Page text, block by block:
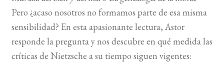
Pero ¿acaso nosotros no formamos parte de esa misma
sensibilidad? En esta apasionante lectura, Astor
responde la pregunta y nos descubre en qué medida las
críticas de Nietzsche a su tiempo siguen vigentes: